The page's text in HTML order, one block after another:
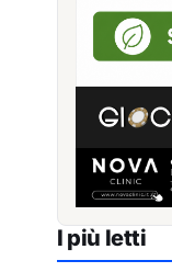
I più letti